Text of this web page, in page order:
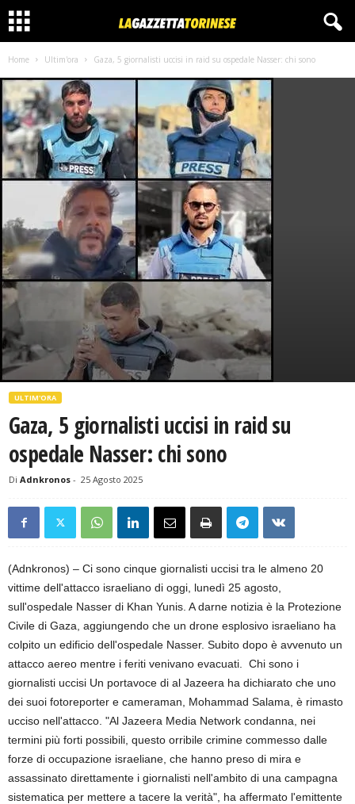
Home Ultim'ora Gaza, 5 giornalisti uccisi in raid su ospedale Nasser: chi sono
ULTIM'ORA
Gaza, 5 giornalisti uccisi in raid su
ospedale Nasser: chi sono
Di Adnkronos - 25 Agosto 2025
(Adnkronos) – Ci sono cinque giornalisti uccisi tra le almeno 20
vittime dell'attacco israeliano di oggi, lunedì 25 agosto,
sull'ospedale Nasser di Khan Yunis. A darne notizia è la Protezione
Civile di Gaza, aggiungendo che un drone esplosivo israeliano ha
colpito un edificio dell'ospedale Nasser. Subito dopo è avvenuto un
attacco aereo mentre i feriti venivano evacuati. Chi sono i
giornalisti uccisi Un portavoce di al Jazeera ha dichiarato che uno
dei suoi fotoreporter e cameraman, Mohammad Salama, è rimasto
ucciso nell'attacco. "Al Jazeera Media Network condanna, nei
termini più forti possibili, questo orribile crimine commesso dalle
forze di occupazione israeliane, che hanno preso di mira e
assassinato direttamente i giornalisti nell'ambito di una campagna
sistematica per mettere a tacere la verità", ha affermato l'emittente